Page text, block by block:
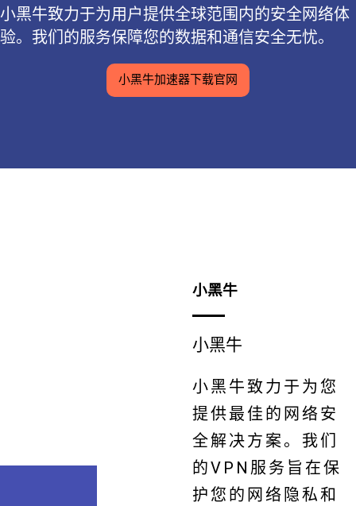
小黑牛致力于为用户提供全球范围内的安全网络体
验。我们的服务保障您的数据和通信安全无忧。
小黑牛加速器下载官网
小黑牛
小黑牛
小黑牛致力于为您
提供最佳的网络安
全解决方案。我们
的VPN服务旨在保
护您的网络隐私和